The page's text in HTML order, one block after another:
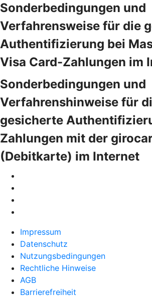
Sonderbedingungen und
Verfahrensweise für die
Authentifizierung bei
Visa Card-Zahlungen im
Sonderbedingungen und
Verfahrenshinweise für
gesicherte
Zahlungen mit der
(Debitkarte) im Internet
Impressum
Datenschutz
Nutzungsbedingungen
Rechtliche Hinweise
AGB
Barrierefreiheit